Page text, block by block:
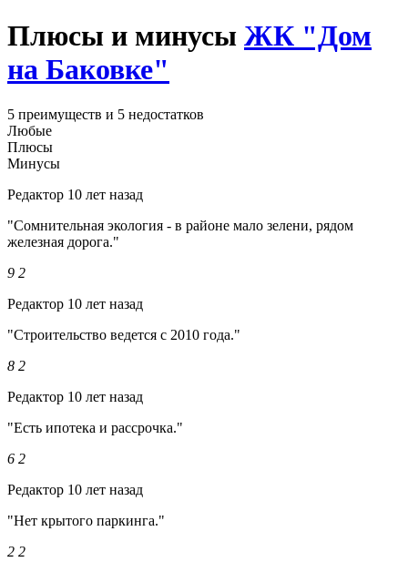
Плюсы и минусы ЖК "Дом
на Баковке"
5 преимуществ и 5 недостатков
Любые
Плюсы
Минусы
Редактор 10 лет назад
"Сомнительная экология - в районе мало зелени, рядом
железная дорога."
9 2
Редактор 10 лет назад
"Строительство ведется с 2010 года."
8 2
Редактор 10 лет назад
"Есть ипотека и рассрочка."
6 2
Редактор 10 лет назад
"Нет крытого паркинга."
2 2